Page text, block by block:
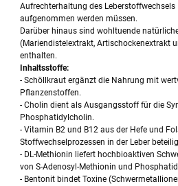
Aufrechterhaltung des Leberstoffwechsels
aufgenommen werden müssen.
Darüber hinaus sind wohltuende
(Mariendistelextrakt, Artischockenextrakt
enthalten.
Inhaltsstoffe:
- Schöllkraut ergänzt die Nahrung mit
Pflanzenstoffen.
- Cholin dient als Ausgangsstoff für die
Phosphatidylcholin.
- Vitamin B2 und B12 aus der Hefe und
Stoffwechselprozessen in der Leber
- DL-Methionin liefert hochbioaktiven
von S-Adenosyl-Methionin und
- Bentonit bindet Toxine